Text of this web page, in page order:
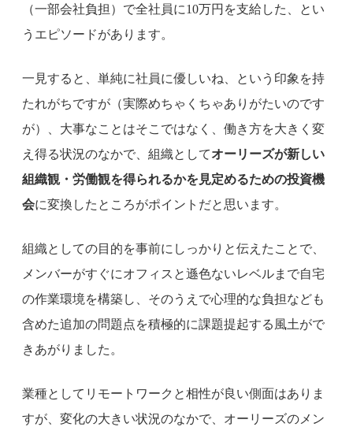
（一部会社負担）で全社員に10万円を支給した、とい
うエピソードがあります。
一見すると、単純に社員に優しいね、という印象を持
たれがちですが（実際めちゃくちゃありがたいのです
が）、大事なことはそこではなく、働き方を大きく変
え得る状況のなかで、組織としてオーリーズが新しい
組織観・労働観を得られるかを見定めるための投資機
会に変換したところがポイントだと思います。
組織としての目的を事前にしっかりと伝えたことで、
メンバーがすぐにオフィスと遜色ないレベルまで自宅
の作業環境を構築し、そのうえで心理的な負担なども
含めた追加の問題点を積極的に課題提起する風土がで
きあがりました。
業種としてリモートワークと相性が良い側面はありま
すが、変化の大きい状況のなかで、オーリーズのメン